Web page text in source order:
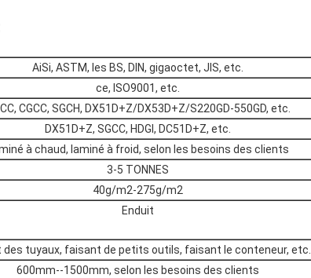
AiSi, ASTM, les BS, DIN, gigaoctet, JIS, etc.
ce, ISO9001, etc.
CGCC, SGCH, DX51D+Z/DX53D+Z/S220GD-550GD, etc.
DX51D+Z, SGCC, HDGI, DC51D+Z, etc.
à chaud, laminé à froid, selon les besoins des clients
3-5 TONNES
40g/m2-275g/m2
Enduit
des tuyaux, faisant de petits outils, faisant le conteneur, etc.
600mm--1500mm, selon les besoins des clients